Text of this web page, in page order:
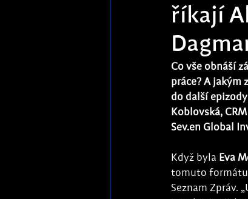
říkají
Co vše obnáší
práce? A jakým
do další
Koblovská,
Sev.en Global
Když byla Eva
tomuto formátu
Seznam Zpráv.